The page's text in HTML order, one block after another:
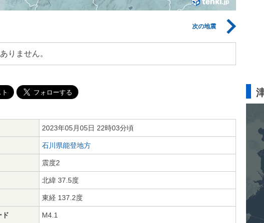
次の地震
りません。
2023年05月05日 22時03分頃
石川県能登地方
震度2
北緯 37.5度
東経 137.2度
ド M4.1